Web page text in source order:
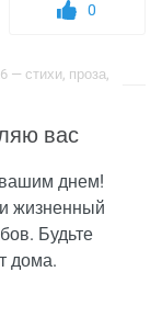
0
— стихи, проза,
вас
днем!
жизненный
Будьте
дома.